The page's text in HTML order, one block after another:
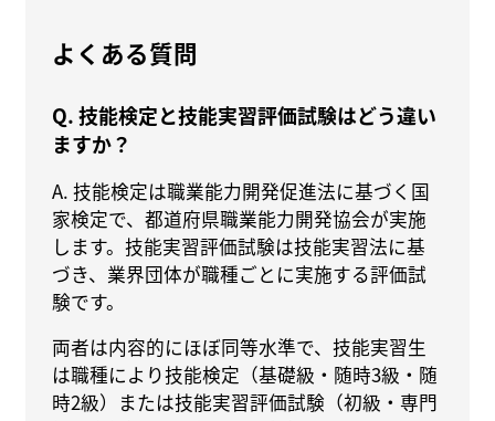
よくある質問
Q. 技能検定と技能実習評価試験はどう違い
ますか？
A. 技能検定は職業能力開発促進法に基づく国
家検定で、都道府県職業能力開発協会が実施
します。技能実習評価試験は技能実習法に基
づき、業界団体が職種ごとに実施する評価試
験です。
両者は内容的にほぼ同等水準で、技能実習生
は職種により技能検定（基礎級・随時3級・随
時2級）または技能実習評価試験（初級・専門